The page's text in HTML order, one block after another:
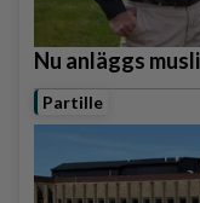
Nu anläggs
Partille